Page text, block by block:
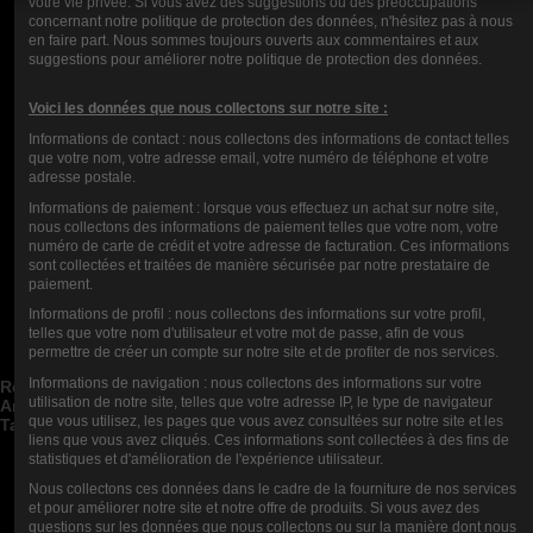
E-LIQUIDE CINEMA RESERVE
CLOUDS OF ICARUS 100 ML
23,90 €
Catégories de blog  
Rechercher dans le blog  
Archives du blog  
Tags du blog  
Blog Top Auteurs  
Newsletter
concernant notre politique de protection des données, n'hésitez pas à nous
en faire part. Nous sommes toujours ouverts aux commentaires et aux
suggestions pour améliorer notre politique de protection des données.
Voici les données que nous collectons sur notre site :
Informations de contact : nous collectons des informations de contact telles
que votre nom, votre adresse email, votre numéro de téléphone et votre
adresse postale.
Informations de paiement : lorsque vous effectuez un achat sur notre site,
nous collectons des informations de paiement telles que votre nom, votre
numéro de carte de crédit et votre adresse de facturation. Ces informations
sont collectées et traitées de manière sécurisée par notre prestataire de
paiement.
Informations de profil : nous collectons des informations sur votre profil,
telles que votre nom d'utilisateur et votre mot de passe, afin de vous
permettre de créer un compte sur notre site et de profiter de nos services.
Informations de navigation : nous collectons des informations sur votre
utilisation de notre site, telles que votre adresse IP, le type de navigateur
que vous utilisez, les pages que vous avez consultées sur notre site et les
liens que vous avez cliqués. Ces informations sont collectées à des fins de
statistiques et d'amélioration de l'expérience utilisateur.
Nous collectons ces données dans le cadre de la fourniture de nos services
et pour améliorer notre site et notre offre de produits. Si vous avez des
questions sur les données que nous collectons ou sur la manière dont nous